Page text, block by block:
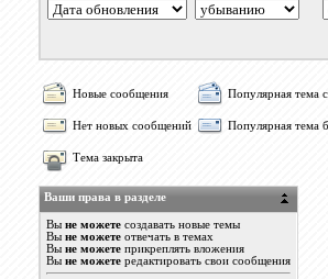
Новые сообщения Популярная тема
Нет новых сообщений Популярная тема
Тема закрыта
Ваши права в разделе
Вы не можетесоздавать новые темы
Вы не можетеотвечать в темах
Вы не можетеприкреплять вложения
Вы не можетередактировать свои сообщения